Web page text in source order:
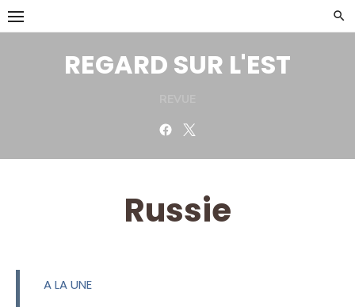
Skip
to
REGARD SUR L'EST
Facebook
Russie
A LA UNE